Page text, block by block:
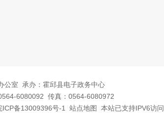
公室
承办：霍邱县电子政务中心
6080092 传真：0564-6080972
ICP备13009396号-1 站点地图 本站已支持IPV6访问